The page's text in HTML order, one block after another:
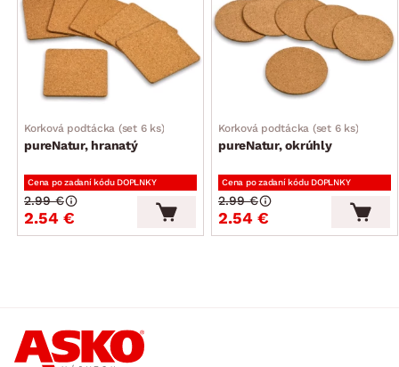
Korková podtácka (set 6 ks)
pureNatur, hranatý
Cena po zadaní kódu DOPLNKY
2.54 €
2.99 €
Korková podtácka (set 6 ks)
pureNatur, okrúhly
Cena po zadaní kódu DOPLNKY
2.54 €
2.99 €